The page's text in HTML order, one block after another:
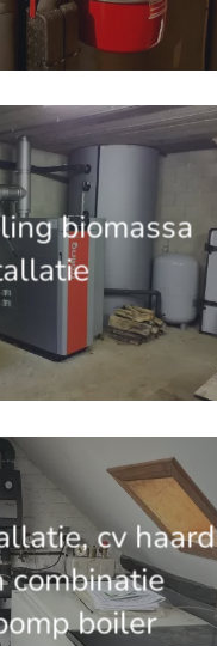
biomassa
cv haard
combinatie
boiler